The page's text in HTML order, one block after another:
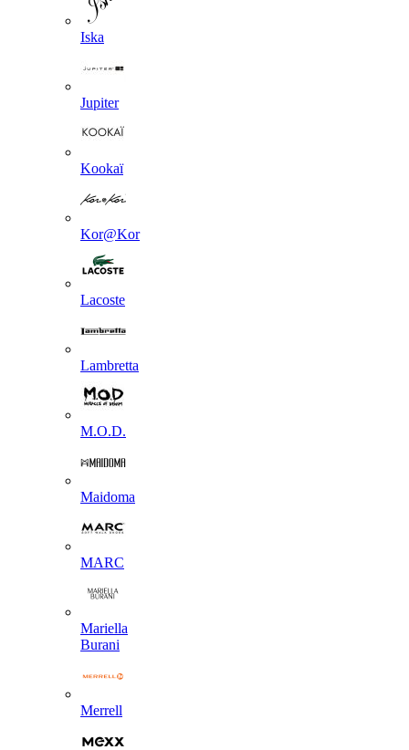
Iska
Jupiter
Kookaї
Kor@Kor
Lacoste
Lambretta
M.O.D.
Maidoma
MARC
Mariella
Burani
Merrell